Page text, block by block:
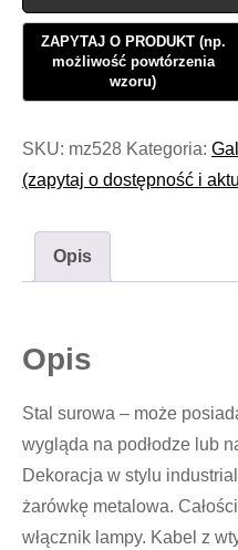
SKU: mz528 Kategoria:
(zapytaj o dostępność i
Opis
Opis
Stal surowa – może
wygląda na podłodze lub
Dekoracja w stylu
żarówkę metalowa.
włącznik lampy. Kabel z